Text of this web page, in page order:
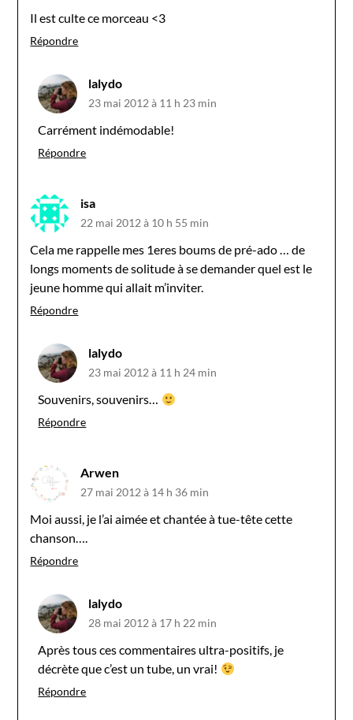
Il est culte ce morceau <3
Répondre
lalydo
23 mai 2012 à 11 h 23 min
Carrément indémodable!
Répondre
isa
22 mai 2012 à 10 h 55 min
Cela me rappelle mes 1eres boums de pré-ado … de
longs moments de solitude à se demander quel est le
jeune homme qui allait m’inviter.
Répondre
lalydo
23 mai 2012 à 11 h 24 min
Souvenirs, souvenirs…
Répondre
Arwen
27 mai 2012 à 14 h 36 min
Moi aussi, je l’ai aimée et chantée à tue-tête cette
chanson….
Répondre
lalydo
28 mai 2012 à 17 h 22 min
Après tous ces commentaires ultra-positifs, je
décrète que c’est un tube, un vrai!
Répondre